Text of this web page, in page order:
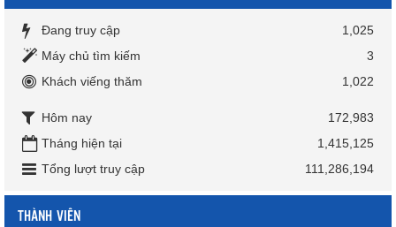
Đang truy cập
1,025
Máy chủ tìm kiếm
3
Khách viếng thăm
1,022
Hôm nay
172,983
Tháng hiện tại
1,415,125
Tổng lượt truy cập
111,286,194
THÀNH VIÊN